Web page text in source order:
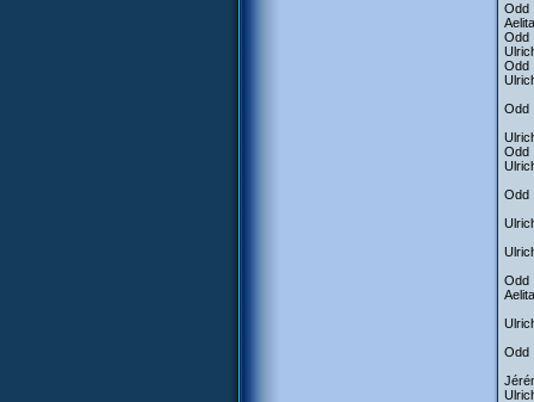
Odd
Odd
Odd
Odd
Odd
Odd
Odd
Odd